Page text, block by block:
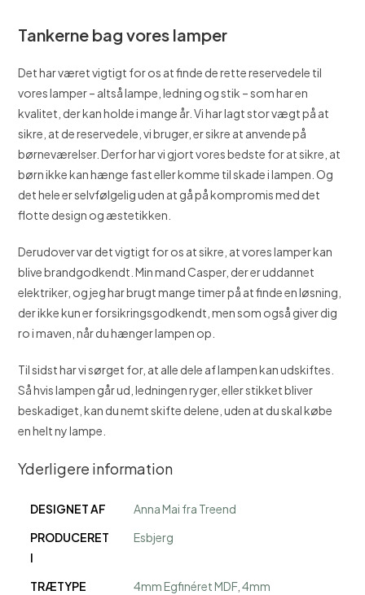
Tankerne bag vores lamper
Det har været vigtigt for os at finde de rette reservedele til
vores lamper – altså lampe, ledning og stik – som har en
kvalitet, der kan holde i mange år. Vi har lagt stor vægt på at
sikre, at de reservedele, vi bruger, er sikre at anvende på
børneværelser. Derfor har vi gjort vores bedste for at sikre, at
børn ikke kan hænge fast eller komme til skade i lampen. Og
det hele er selvfølgelig uden at gå på kompromis med det
flotte design og æstetikken.
Derudover var det vigtigt for os at sikre, at vores lamper kan
blive brandgodkendt. Min mand Casper, der er uddannet
elektriker, og jeg har brugt mange timer på at finde en løsning,
der ikke kun er forsikringsgodkendt, men som også giver dig
ro i maven, når du hænger lampen op.
Til sidst har vi sørget for, at alle dele af lampen kan udskiftes.
Så hvis lampen går ud, ledningen ryger, eller stikket bliver
beskadiget, kan du nemt skifte delene, uden at du skal købe
en helt ny lampe.
Yderligere information
DESIGNET AF
Anna Mai fra Treend
PRODUCERET
I
Esbjerg
TRÆTYPE 4mm Egfinéret MDF,4mm